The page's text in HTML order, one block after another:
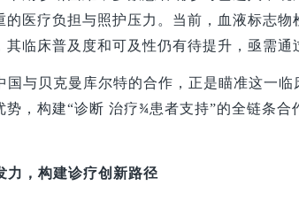
的医疗负担与照护压力。当前，血液标志
其临床普及度和可及性仍有待提升，亟需通
国与贝克曼库尔特的合作，正是瞄准这一
势，构建“诊断 治疗¾患者支持”的全链条合
力，构建诊疗创新路径